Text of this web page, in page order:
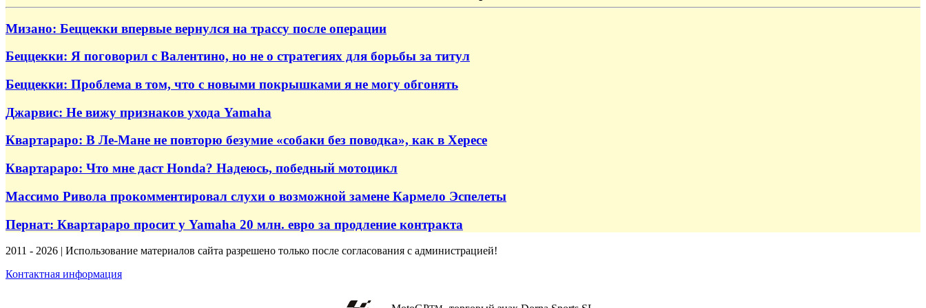
Мизано: Беццекки впервые вернулся на трассу после операции
Беццекки: Я поговорил с Валентино, но не о стратегиях для борьбы за титул
Беццекки: Проблема в том, что с новыми покрышками я не могу обгонять
Джарвис: Не вижу признаков ухода Yamaha
Квартараро: В Ле-Мане не повторю безумие «собаки без поводка», как в Хересе
Квартараро: Что мне даст Honda? Надеюсь, победный мотоцикл
Массимо Ривола прокомментировал слухи о возможной замене Кармело Эспелеты
Пернат: Квартараро просит у Yamaha 20 млн. евро за продление контракта
2011 - 2026 | Использование материалов сайта разрешено только после согласования с администрацией!
Контактная информация